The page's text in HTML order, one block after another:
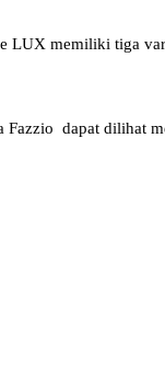
LUX memiliki tiga
dapat dilihat